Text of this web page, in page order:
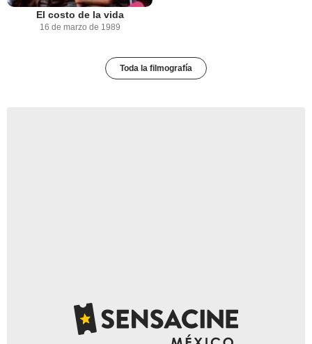
El costo de la vida
16 de marzo de 1989
Toda la filmografía